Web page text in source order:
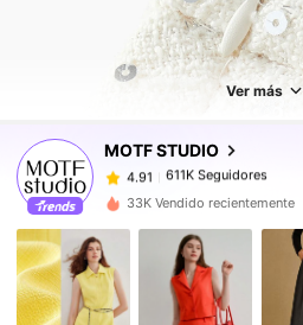
Ver más
MOTF STUDIO
4.91 611K Seguidores
611K Seguidores
4.91
611K Seguidores
611K Seguidores
611K Seguidores
33K Vendido recientemente